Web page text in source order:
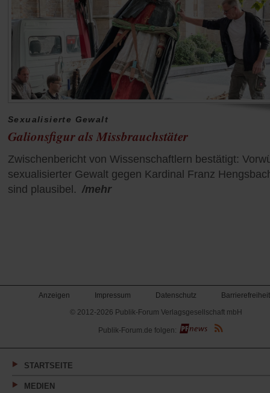
Sexualisierte Gewalt
Galionsfigur als Missbrauchstäter
Zwischenbericht von Wissenschaftlern bestätigt:
sexualisierter Gewalt gegen Kardinal Franz
sind plausibel. /mehr
Anzeigen Impressum Datenschutz
Barrierefreiheit
© 2012-2026 Publik-Forum Verlagsgesellschaft mbH
(Öffnet
in
neuen
Publik-Forum.de folgen:
STARTSEITE
MEDIEN